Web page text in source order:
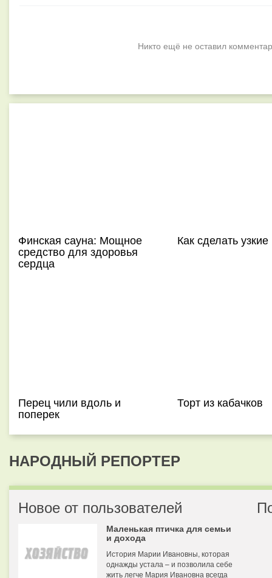
Никто ещё не оставил
Финская сауна: Мощное
средство для здоровья
сердца
Как сделать узкие
Перец чили вдоль и
поперек
Торт из кабачков
НАРОДНЫЙ РЕПОРТЕР
Новое от пользователей
Маленькая птичка для семьи
и дохода
История Марии Ивановны, которая
однажды устала – и позволила себе
жить легче Мария Ивановна всегда